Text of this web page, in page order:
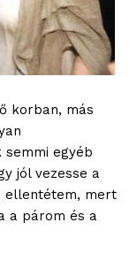
korban, más
semmi egyéb
jól vezesse a
ellentétem, mert
a párom és a